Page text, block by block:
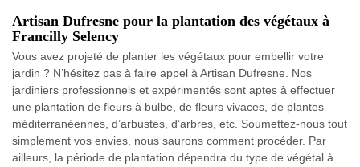
Artisan Dufresne pour la plantation des végétaux à
Francilly Selency
Vous avez projeté de planter les végétaux pour embellir votre
jardin ? N’hésitez pas à faire appel à Artisan Dufresne. Nos
jardiniers professionnels et expérimentés sont aptes à effectuer
une plantation de fleurs à bulbe, de fleurs vivaces, de plantes
méditerranéennes, d’arbustes, d’arbres, etc. Soumettez-nous tout
simplement vos envies, nous saurons comment procéder. Par
ailleurs, la période de plantation dépendra du type de végétal à